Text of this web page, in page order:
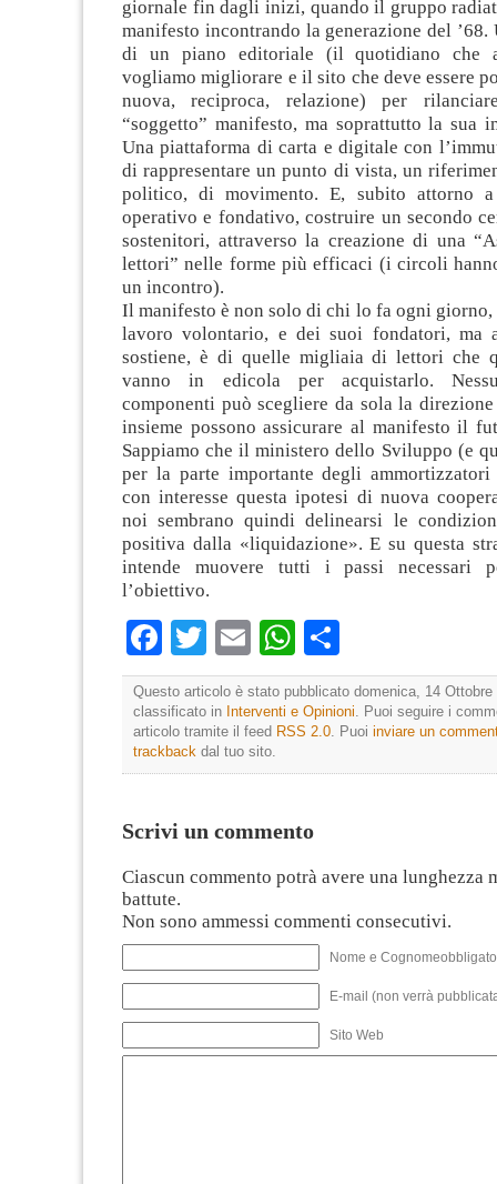
giornale fin dagli inizi, quando il gruppo
manifesto incontrando la generazione del
di un piano editoriale (il quotidiano che
vogliamo migliorare e il sito che deve essere
nuova, reciproca, relazione) per
“soggetto” manifesto, ma soprattutto la sua
Una piattaforma di carta e digitale con
di rappresentare un punto di vista, un
politico, di movimento. E, subito attorno a
operativo e fondativo, costruire un secondo
sostenitori, attraverso la creazione di una
lettori” nelle forme più efficaci (i circoli
un incontro).
Il manifesto è non solo di chi lo fa ogni
lavoro volontario, e dei suoi fondatori, ma
sostiene, è di quelle migliaia di lettori che
vanno in edicola per acquistarlo.
componenti può scegliere da sola la
insieme possono assicurare al manifesto il
Sappiamo che il ministero dello Sviluppo (e
per la parte importante degli
con interesse questa ipotesi di nuova
noi sembrano quindi delinearsi le
positiva dalla «liquidazione». E su questa
intende muovere tutti i passi necessari
l’obiettivo.
Facebook
TwitterEmailWhatsApp
Questo articolo è stato pubblicato domenica, 14 Ottobre
classificato in Interventi e Opinioni. Puoi seguire i
articolo tramite il feed RSS 2.0. Puoi inviare un
trackback dal tuo sito.
Scrivi un commento
Ciascun commento potrà avere una lunghezza
battute.
Non sono ammessi commenti consecutivi.
Nome e
E-mail (non verrà
Sito Web